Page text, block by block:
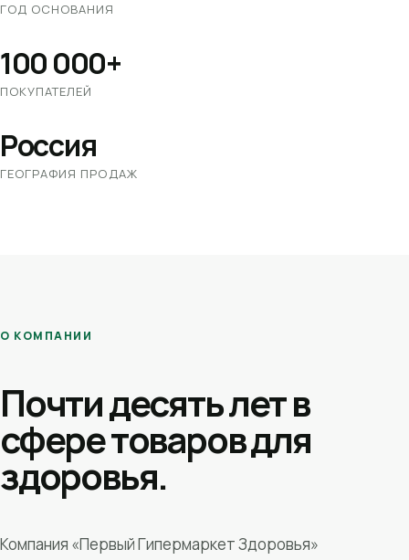
ГОД ОСНОВАНИЯ
100 000+
ПОКУПАТЕЛЕЙ
Россия
ГЕОГРАФИЯ ПРОДАЖ
О КОМПАНИИ
Почти десять лет в
сфере товаров для
здоровья.
Компания «Первый Гипермаркет Здоровья»